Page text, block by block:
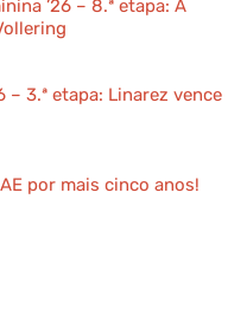
’26 – 8.ª etapa: A
– 3.ª etapa: Linarez vence
por mais cinco anos!